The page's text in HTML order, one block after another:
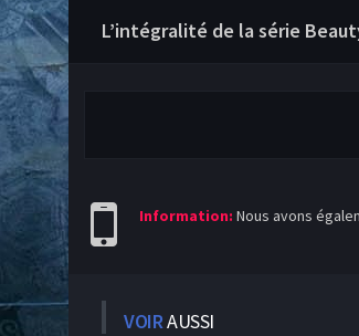
L’intégralité de la série
Information: Nous avons
VOIRAUSSI